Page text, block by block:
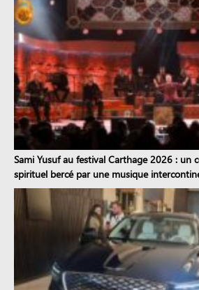
Sami Yusuf au festival Carthage 2026 : un
spirituel bercé par une musique